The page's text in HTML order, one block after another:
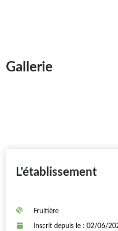
Gallerie
L'établissement
Fruitière
Inscrit depuis le : 02/06/